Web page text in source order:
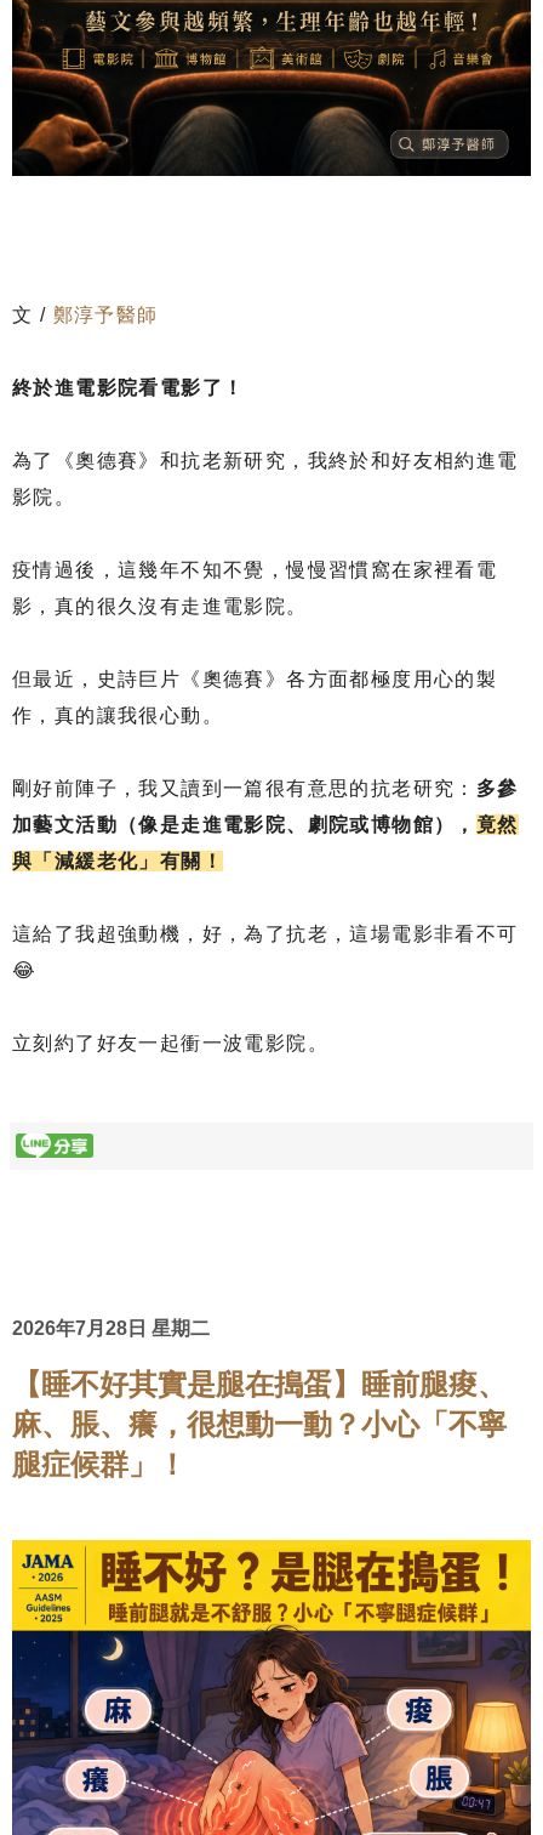
文 / 鄭淳予醫師
終於進電影院看電影了！
為了《奧德賽》和抗老新研究，我終於和好友相約進電
影院。
疫情過後，這幾年不知不覺，慢慢習慣窩在家裡看電
影，真的很久沒有走進電影院。
但最近，史詩巨片《奧德賽》各方面都極度用心的製
作，真的讓我很心動。
剛好前陣子，我又讀到一篇很有意思的抗老研究： 多參
加藝文活動（像是走進電影院、劇院或博物館）， 竟然
與「減緩老化」有關！
這給了我超強動機，好，為了抗老，這場電影非看不可
😂
立刻約了好友一起衝一波電影院。
2026年7月28日 星期二
【睡不好其實是腿在搗蛋】睡前腿痠、
麻、脹、癢，很想動一動？小心「不寧
腿症候群」！